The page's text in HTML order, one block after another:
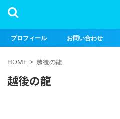
プロフィール お問い合わせ
HOME > 越後の龍
越後の龍